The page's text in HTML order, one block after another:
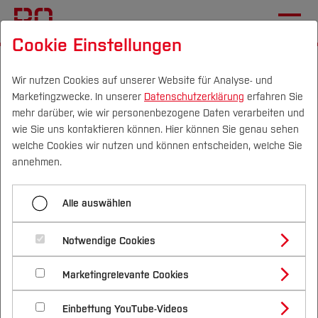
Campus Personen DE|EN Quicklinks
Studium
Studienangebote
Bachelorstudiengänge
Masterstudiengänge
Vor dem Studium
Bewerben & Einschreiben
Bewerbungsportal
Im Studium
Studienbüros und Prüfungen
Nach dem Studium
Forschung & Transfer
Profil
Forschungs- und Transferprofil
Schwerpunkte (FuT)
Beratung & Förderung
Nachhaltigkeit
Nachhaltigkeit studieren
International
Aktuelles
Erste Absolventin im
Bachelorstudiengang
Regenerative
Energiesysteme
17.04.2026Elektrotechnik und Informatik (FB E)
Ein Meilenstein für die Hochschule
Bochum: Phuong Thao Dang ist die
Cookie Einstellungen
Wir nutzen Cookies auf unserer Website für Analyse- und
Marketingzwecke. In unserer Datenschutzerklärung erfahren Sie
mehr darüber, wie wir personenbezogene Daten verarbeiten und
wie Sie uns kontaktieren können. Hier können Sie genau sehen
welche Cookies wir nutzen und können entscheiden, welche Sie
annehmen.
Alle auswählen
Notwendige Cookies
Marketingrelevante Cookies
Einbettung YouTube-Videos